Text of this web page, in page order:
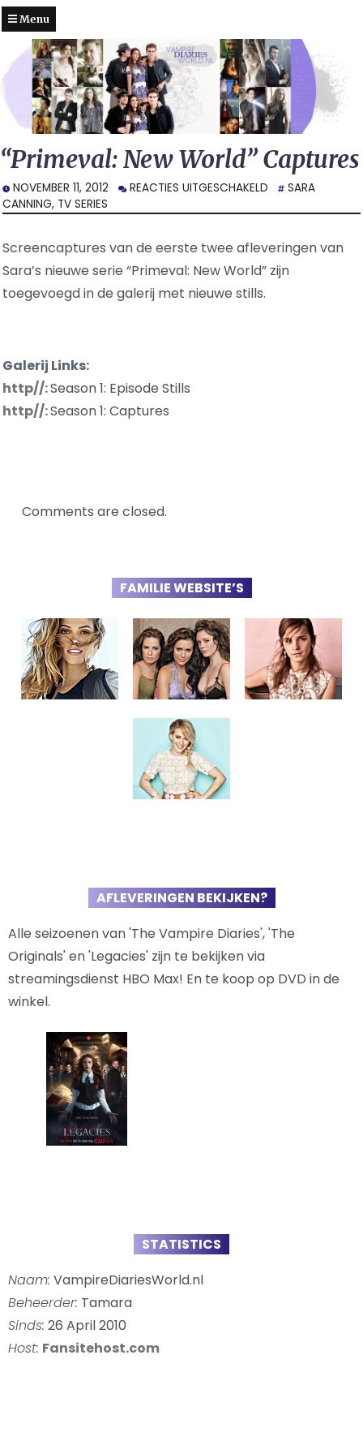
Menu
“Primeval: New World” Captures
NOVEMBER 11, 2012 REACTIES UITGESCHAKELD VOOR
NEW
CAPTURES
SARA
CANNING, TV SERIES
Screencaptures van de eerste twee afleveringen van
Sara’s nieuwe serie “Primeval: New World” zijn
toegevoegd in de galerij met nieuwe stills.
Galerij Links:
http//:Season 1: Episode Stills
http//:Season 1: Captures
Comments are closed.
FAMILIE WEBSITE’S
AFLEVERINGEN BEKIJKEN?
Alle seizoenen van 'The Vampire Diaries', 'The
Originals' en 'Legacies' zijn te bekijken via
streamingsdienst HBO Max! En te koop op DVD in de
winkel.
STATISTICS
Naam: VampireDiariesWorld.nl
Beheerder: Tamara
Sinds: 26 April 2010
Host: Fansitehost.com